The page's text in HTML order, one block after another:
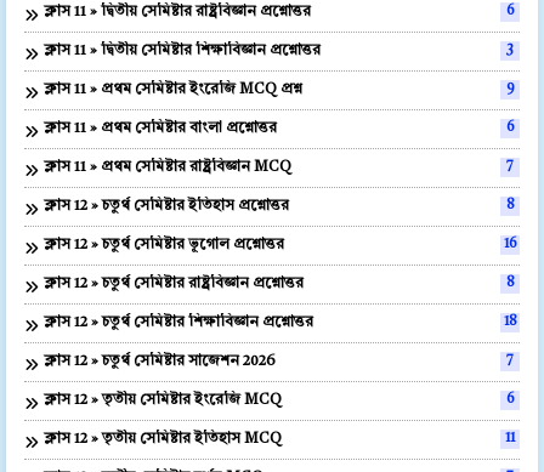
ক্লাস 11 » দ্বিতীয় সেমিষ্টার রাষ্ট্রবিজ্ঞান প্রশ্নোত্তর 6
ক্লাস 11 » দ্বিতীয় সেমিষ্টার শিক্ষাবিজ্ঞান প্রশ্নোত্তর 3
ক্লাস 11 » প্রথম সেমিষ্টার ইংরেজি MCQ প্রশ্ন 9
ক্লাস 11 » প্রথম সেমিষ্টার বাংলা প্রশ্নোত্তর 6
ক্লাস 11 » প্রথম সেমিষ্টার রাষ্ট্রবিজ্ঞান MCQ 7
ক্লাস 12 » চতুর্থ সেমিষ্টার ইতিহাস প্রশ্নোত্তর 8
ক্লাস 12 » চতুর্থ সেমিষ্টার ভূগোল প্রশ্নোত্তর 16
ক্লাস 12 » চতুর্থ সেমিষ্টার রাষ্ট্রবিজ্ঞান প্রশ্নোত্তর 8
ক্লাস 12 » চতুর্থ সেমিষ্টার শিক্ষাবিজ্ঞান প্রশ্নোত্তর 18
ক্লাস 12 » চতুর্থ সেমিষ্টার সাজেশন 2026 7
ক্লাস 12 » তৃতীয় সেমিষ্টার ইংরেজি MCQ 6
ক্লাস 12 » তৃতীয় সেমিষ্টার ইতিহাস MCQ 11